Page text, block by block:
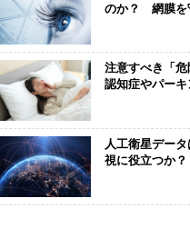
のか？ 網膜を
注意すべき「危
認知症やパー
人工衛星デー
視に役立つか？